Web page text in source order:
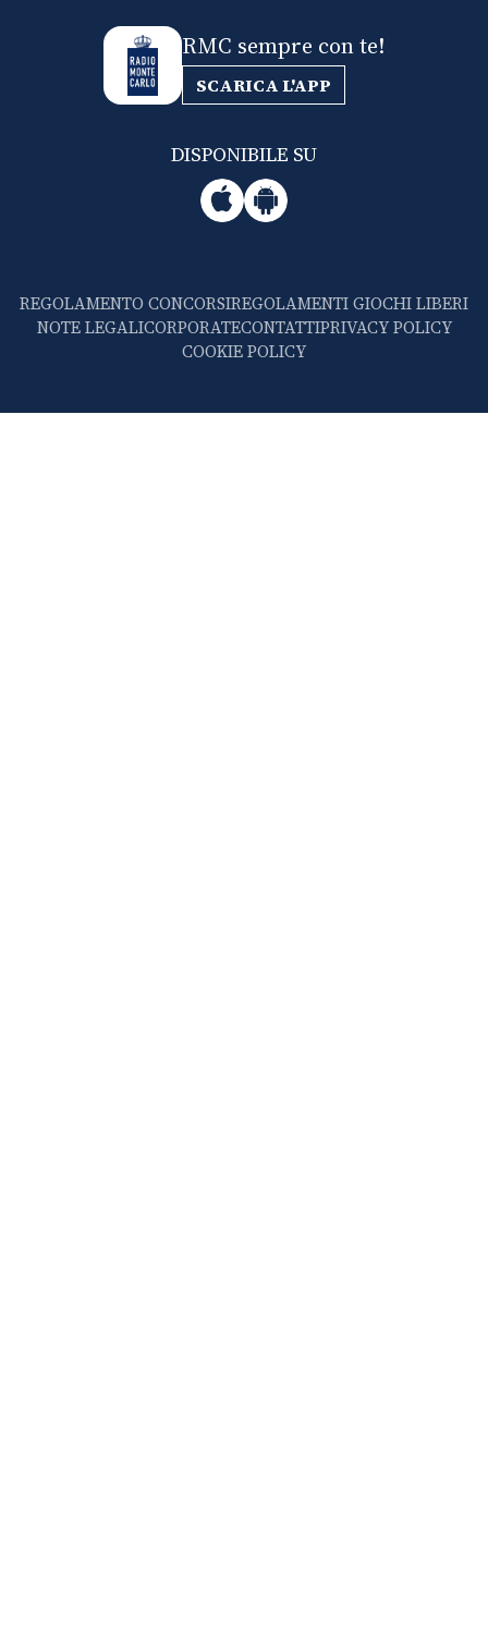
RMC sempre con te!
SCARICA L'APP
DISPONIBILE SU
REGOLAMENTO CONCORSIREGOLAMENTI GIOCHI LIBERI
NOTE LEGALICORPORATECONTATTIPRIVACY POLICY
COOKIE POLICY